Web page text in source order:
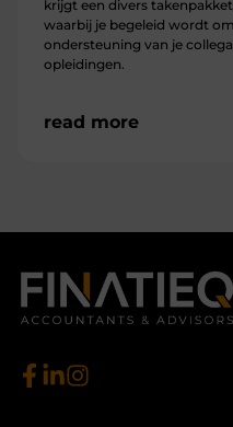
krijgt een divers
waarbij je begeleid wordt
ondersteuning van je
opleidingen.
read more